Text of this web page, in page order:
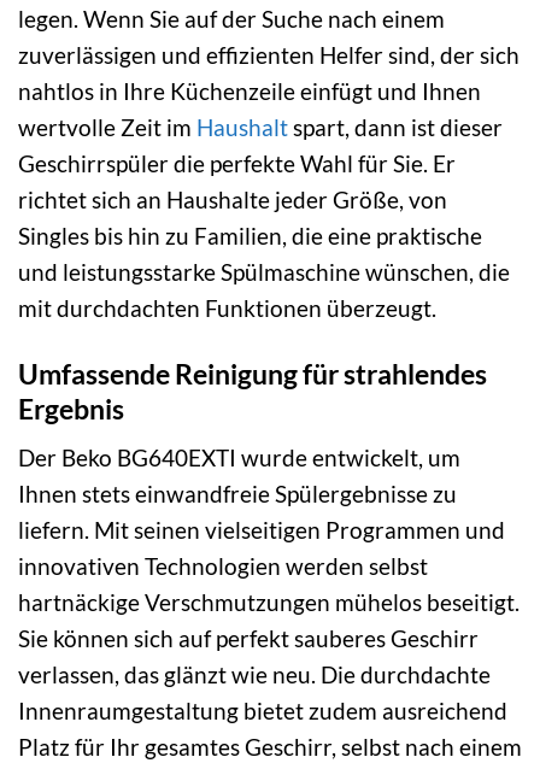
legen. Wenn Sie auf der Suche nach einem
zuverlässigen und effizienten Helfer sind, der sich
nahtlos in Ihre Küchenzeile einfügt und Ihnen
wertvolle Zeit im Haushaltspart, dann ist dieser
Geschirrspüler die perfekte Wahl für Sie. Er
richtet sich an Haushalte jeder Größe, von
Singles bis hin zu Familien, die eine praktische
und leistungsstarke Spülmaschine wünschen, die
mit durchdachten Funktionen überzeugt.
Umfassende Reinigung für strahlendes
Ergebnis
Der Beko BG640EXTI wurde entwickelt, um
Ihnen stets einwandfreie Spülergebnisse zu
liefern. Mit seinen vielseitigen Programmen und
innovativen Technologien werden selbst
hartnäckige Verschmutzungen mühelos beseitigt.
Sie können sich auf perfekt sauberes Geschirr
verlassen, das glänzt wie neu. Die durchdachte
Innenraumgestaltung bietet zudem ausreichend
Platz für Ihr gesamtes Geschirr, selbst nach einem